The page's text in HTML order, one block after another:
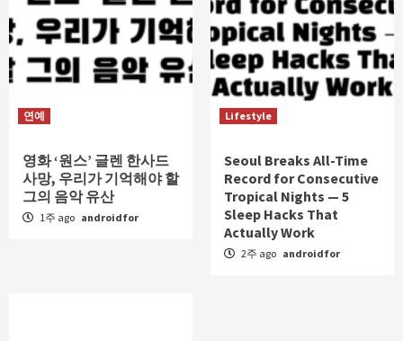
연예
영화 ‘원스’ 글렌 한사드
사망, 우리가 기억해야 할
그의 음악 유산
1주 ago androidfor
Lifestyle
Seoul Breaks All-Time
Record for Consecutive
Tropical Nights — 5
Sleep Hacks That
Actually Work
2주 ago androidfor